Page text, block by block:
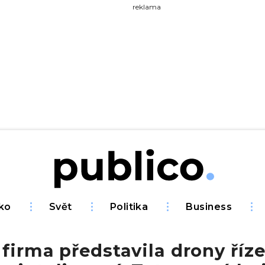
reklama
Svět Politika Business
firma představila drony
na Publiku